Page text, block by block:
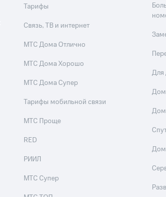
Тарифы
Связь, ТВ и интернет
МТС Дома Отлично
МТС Дома Хорошо
МТС Дома Супер
Тарифы мобильной связи
МТС Проще
RED
РИИЛ
МТС Супер
Для